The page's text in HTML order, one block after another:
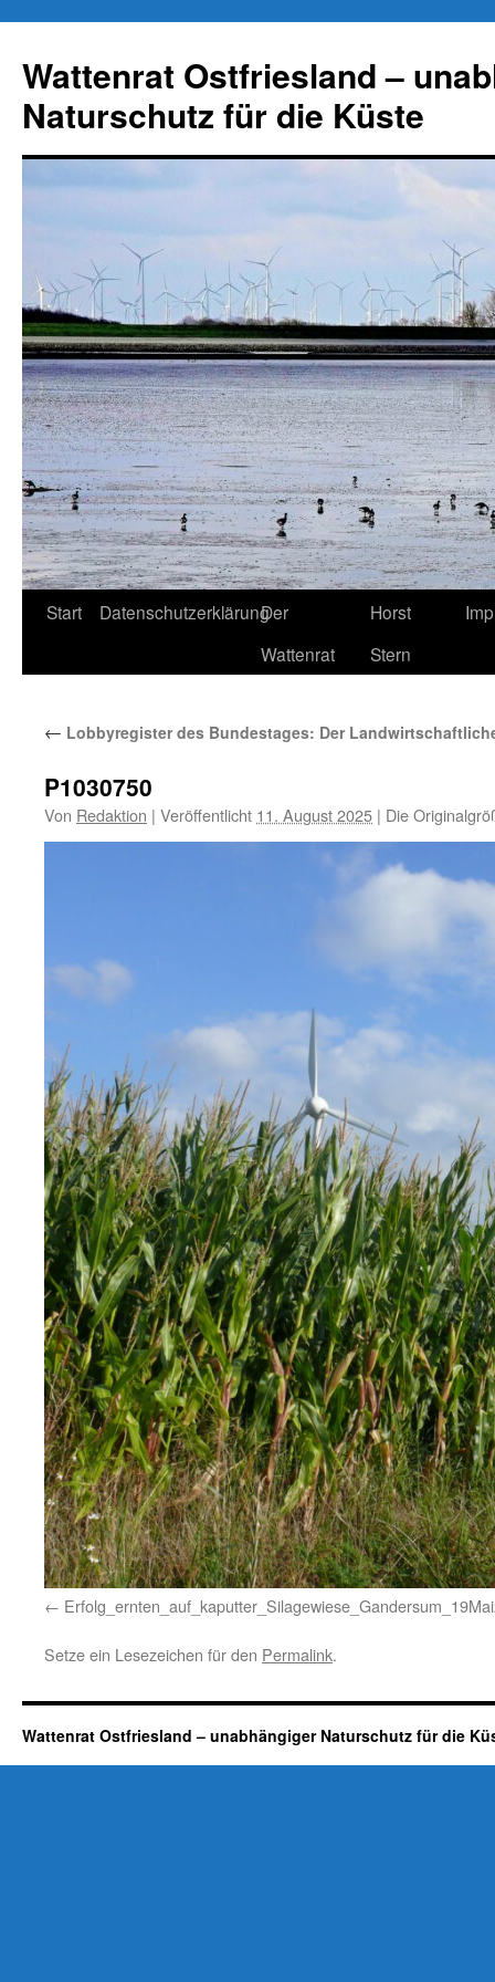
springen
Wattenrat Ostfriesland –
Naturschutz für die Küste
Start DatenschutzerklärungDer
Wattenrat
Horst
Stern
← Lobbyregister des Bundestages: Der
P1030750
Von Redaktion | Veröffentlicht 11. August 2025 | Die
Setze ein Lesezeichen für den Permalink.
Wattenrat Ostfriesland – unabhängiger Naturschutz für die